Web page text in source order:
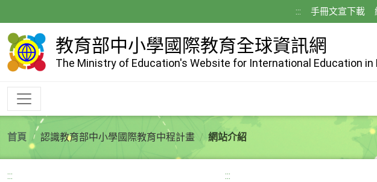
到
主
內
::: 手冊文宣下載
教育部中小學國際教育全球資訊網
The Ministry of Education's Website for International Education in
首頁 認識教育部中小學國際教育中程計畫 網站介紹
::: :::